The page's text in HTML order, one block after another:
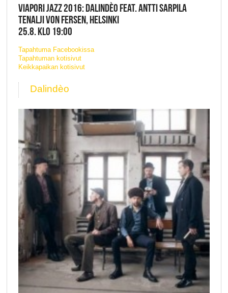
VIAPORI JAZZ 2016: DALINDÈO FEAT. ANTTI SARPILA
TENALJI VON FERSEN, HELSINKI
25.8. KLO 19:00
Tapahtuma Facebookissa
Tapahtuman kotisivut
Keikkapaikan kotisivut
Dalindèo